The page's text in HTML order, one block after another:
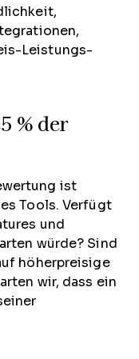
Leistungs-
% der
ist
Tools. Verfügt
und
würde? Sind
höherpreisige
wir, dass ein